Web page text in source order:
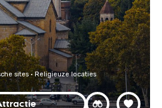
sites · Religieuze locaties